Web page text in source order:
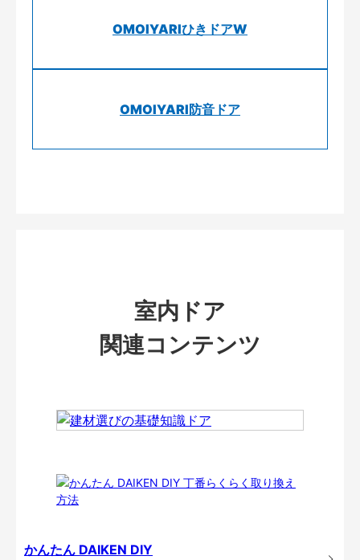
OMOIYARIひきドアW
OMOIYARI防音ドア
室内ドア
関連コンテンツ
かんたん DAIKEN DIY